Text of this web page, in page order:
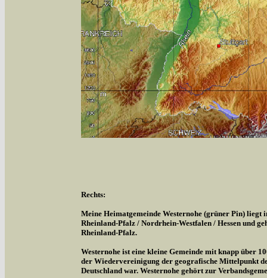
Rechts:
Meine Heimatgemeinde Westernohe (grüner Pin) liegt
Rheinland-Pfalz / Nordrhein-Westfalen / Hessen und
Rheinland-Pfalz.
Westernohe ist eine kleine Gemeinde mit knapp über
der Wiedervereinigung der geografische Mittelpunkt
Deutschland war. Westernohe gehört zur